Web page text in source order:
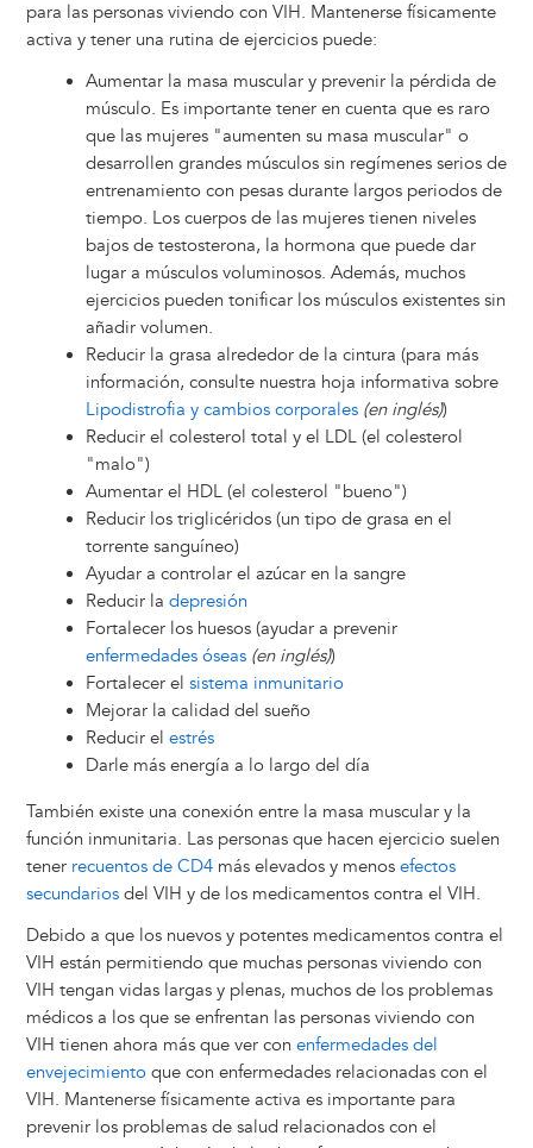
para las personas viviendo con VIH. Mantenerse físicamente
activa y tener una rutina de ejercicios puede:
Aumentar la masa muscular y prevenir la pérdida de
músculo. Es importante tener en cuenta que es raro
que las mujeres "aumenten su masa muscular" o
desarrollen grandes músculos sin regímenes serios de
entrenamiento con pesas durante largos periodos de
tiempo. Los cuerpos de las mujeres tienen niveles
bajos de testosterona, la hormona que puede dar
lugar a músculos voluminosos. Además, muchos
ejercicios pueden tonificar los músculos existentes sin
añadir volumen.
Reducir la grasa alrededor de la cintura (para más
información, consulte nuestra hoja informativa sobre
Lipodistrofia y cambios corporales (en inglés))
Reducir el colesterol total y el LDL (el colesterol
"malo")
Aumentar el HDL (el colesterol "bueno")
Reducir los triglicéridos (un tipo de grasa en el
torrente sanguíneo)
Ayudar a controlar el azúcar en la sangre
Reducir la depresión
Fortalecer los huesos (ayudar a prevenir
enfermedades óseas (en inglés))
Fortalecer el sistema inmunitario
Mejorar la calidad del sueño
Reducir el estrés
Darle más energía a lo largo del día
También existe una conexión entre la masa muscular y la
función inmunitaria. Las personas que hacen ejercicio suelen
tener recuentos de CD4más elevados y menos efectos
secundariosdel VIH y de los medicamentos contra el VIH.
Debido a que los nuevos y potentes medicamentos contra el
VIH están permitiendo que muchas personas viviendo con
VIH tengan vidas largas y plenas, muchos de los problemas
médicos a los que se enfrentan las personas viviendo con
VIH tienen ahora más que ver con enfermedades del
envejecimientoque con enfermedades relacionadas con el
VIH. Mantenerse físicamente activa es importante para
prevenir los problemas de salud relacionados con el